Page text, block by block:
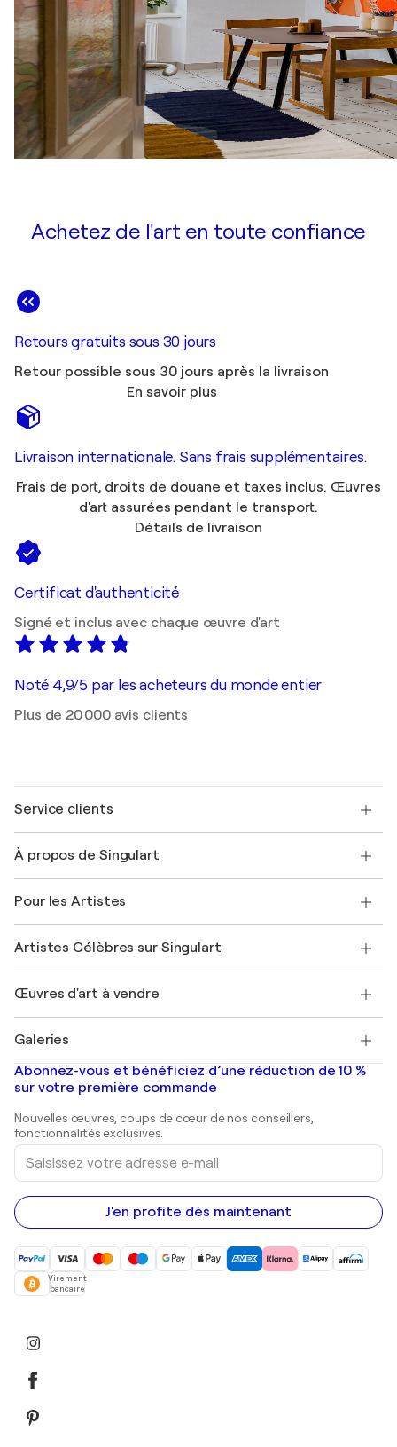
Achetez de l'art en toute confiance
Retours gratuits sous 30 jours
Retour possible sous 30 jours après la livraison
En savoir plus
Livraison internationale. Sans frais supplémentaires.
Frais de port, droits de douane et taxes inclus. Œuvres
d'art assurées pendant le transport.
Détails de livraison
Certificat d'authenticité
Signé et inclus avec chaque œuvre d'art
Noté 4,9/5 par les acheteurs du monde entier
Plus de 20 000 avis clients
Service clients
Expédition
Offrir une carte cadeau
Rejoignez notre programme commercial
Mon compte
+33 1 76 44 06 42
À propos de Singulart
FAQ
Magazine Singulart
Emplois
Découvrez une sélection d'art original
Pour les Artistes
Se connecter en tant qu'Artiste
Artistes Célèbres sur Singulart
Marc Chagall
Banksy
Mr. Brainwash
Shepard Fairey
Œuvres d'art à vendre
Tableaux abstraits à vendre
Peintures de paysage
Estampes
Peintures acryliques
Galeries
Galeries d'art en France
Galeries d'art en Belgique
Abonnez-vous et bénéficiez d’une réduction de 10 %
sur votre première commande
Nouvelles œuvres, coups de cœur de nos conseillers,
fonctionnalités exclusives.
Saisissez
votre
adresse
e-
mail
J'en profite dès maintenant
Virement
bancaire